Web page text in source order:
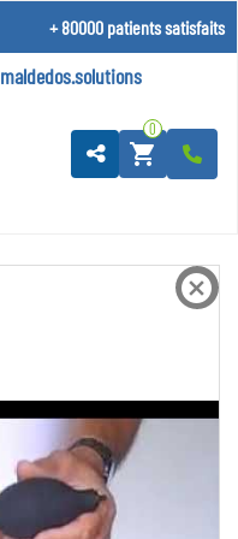
+ 80000 patients satisfaits
maldedos.solutions
shopping_cart
0